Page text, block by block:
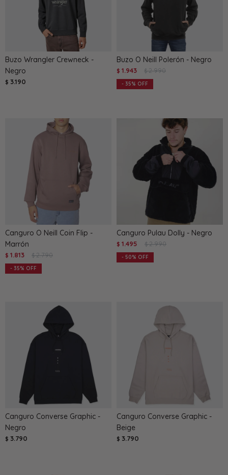
Buzo Wrangler Crewneck -
Negro
$ 3.190
Buzo O Neill Polerón - Negro
$ 1.943 $ 2.990
35
Canguro O Neill Coin Flip -
Marrón
$ 1.813 $ 2.790
35
Canguro Pulau Dolly - Negro
$ 1.495 $ 2.990
50
Canguro Converse Graphic -
Negro
$ 3.790
Canguro Converse Graphic -
Beige
$ 3.790